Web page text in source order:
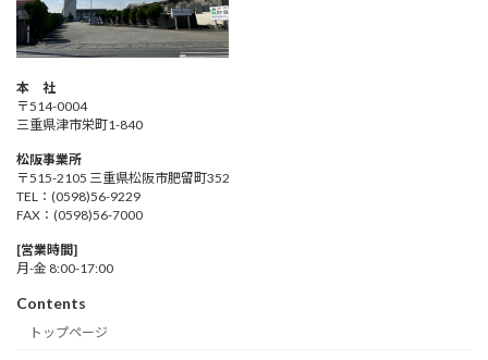
本 社
〒514-0004
三重県津市栄町1-840
松阪事業所
〒515-2105 三重県松阪市肥留町352
TEL：(0598)56-9229
FAX：(0598)56-7000
[営業時間]
月-金 8:00-17:00
Contents
トップページ